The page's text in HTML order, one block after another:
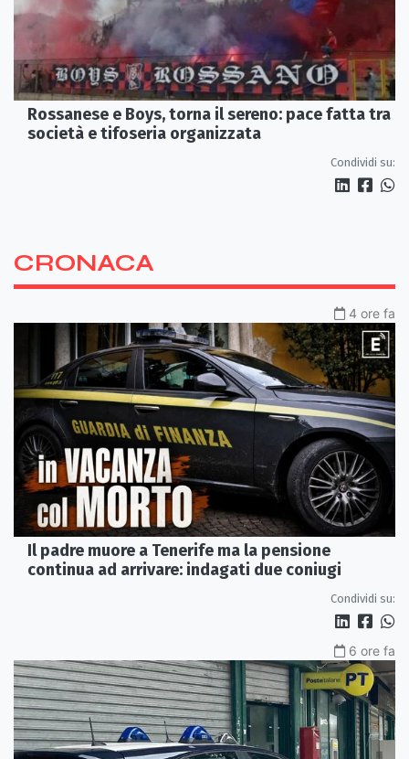
Rossanese e Boys, torna il sereno: pace fatta tra
società e tifoseria organizzata
Condividi su:
CRONACA
4 ore fa
Il padre muore a Tenerife ma la pensione
continua ad arrivare: indagati due coniugi
Condividi su:
6 ore fa